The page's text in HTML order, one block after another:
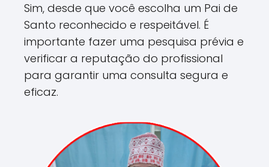
Sim, desde que você escolha um Pai de
Santo reconhecido e respeitável. É
importante fazer uma pesquisa prévia e
verificar a reputação do profissional
para garantir uma consulta segura e
eficaz.